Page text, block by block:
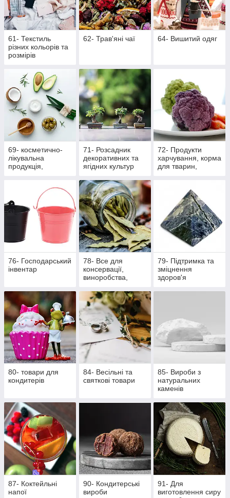
61- Текстиль
різних кольорів та
розмірів
62- Трав'яні чаї 64- Вишитий одяг
69- косметично-
лікувальна
продукція,
71- Розсадник
декоративних та
ягідних культур
72- Продукти
харчування, корма
для тварин,
76- Господарський
інвентар
78- Все для
консервації,
виноробства,
79- Підтримка та
зміцнення
здоров'я
80- товари для
кондитерів
84- Весільні та
святкові товари
85- Вироби з
натуральних
каменів
87- Коктейльні
напої
90- Кондитерські
вироби
91- Для
виготовлення сиру